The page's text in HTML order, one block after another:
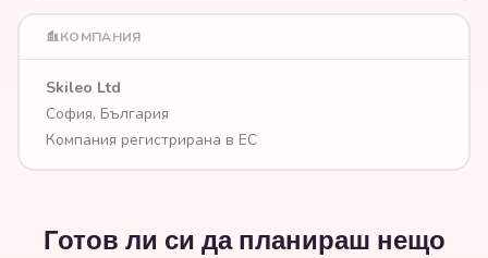
КОМПАНИЯ
Skileo Ltd
София, България
Компания регистрирана в ЕС
Готов ли си да планираш нещо